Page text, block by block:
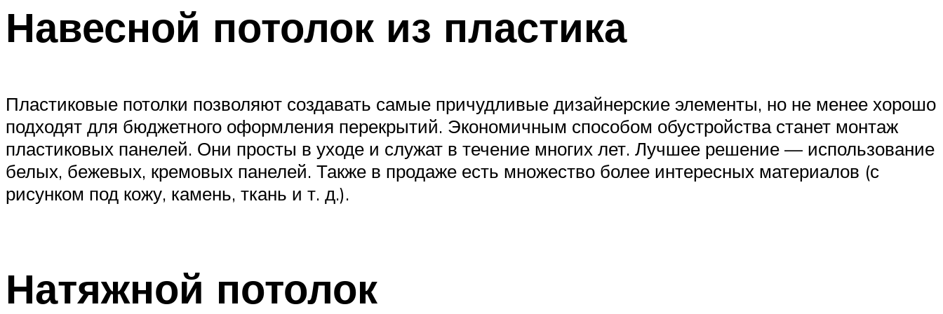
Навесной потолок из пластика
Пластиковые потолки позволяют создавать самые причудливые дизайнерские элементы, но не менее хорошо
подходят для бюджетного оформления перекрытий. Экономичным способом обустройства станет монтаж
пластиковых панелей. Они просты в уходе и служат в течение многих лет. Лучшее решение — использование
белых, бежевых, кремовых панелей. Также в продаже есть множество более интересных материалов (с
рисунком под кожу, камень, ткань и т. д.).
Натяжной потолок